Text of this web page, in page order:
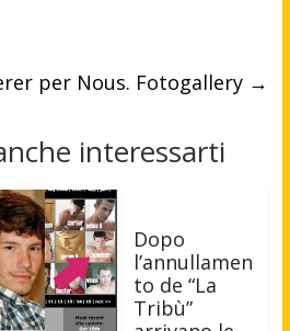
per Nous. Fotogallery →
interessarti
Dopo
l’annullamen
to de “La
Tribù”